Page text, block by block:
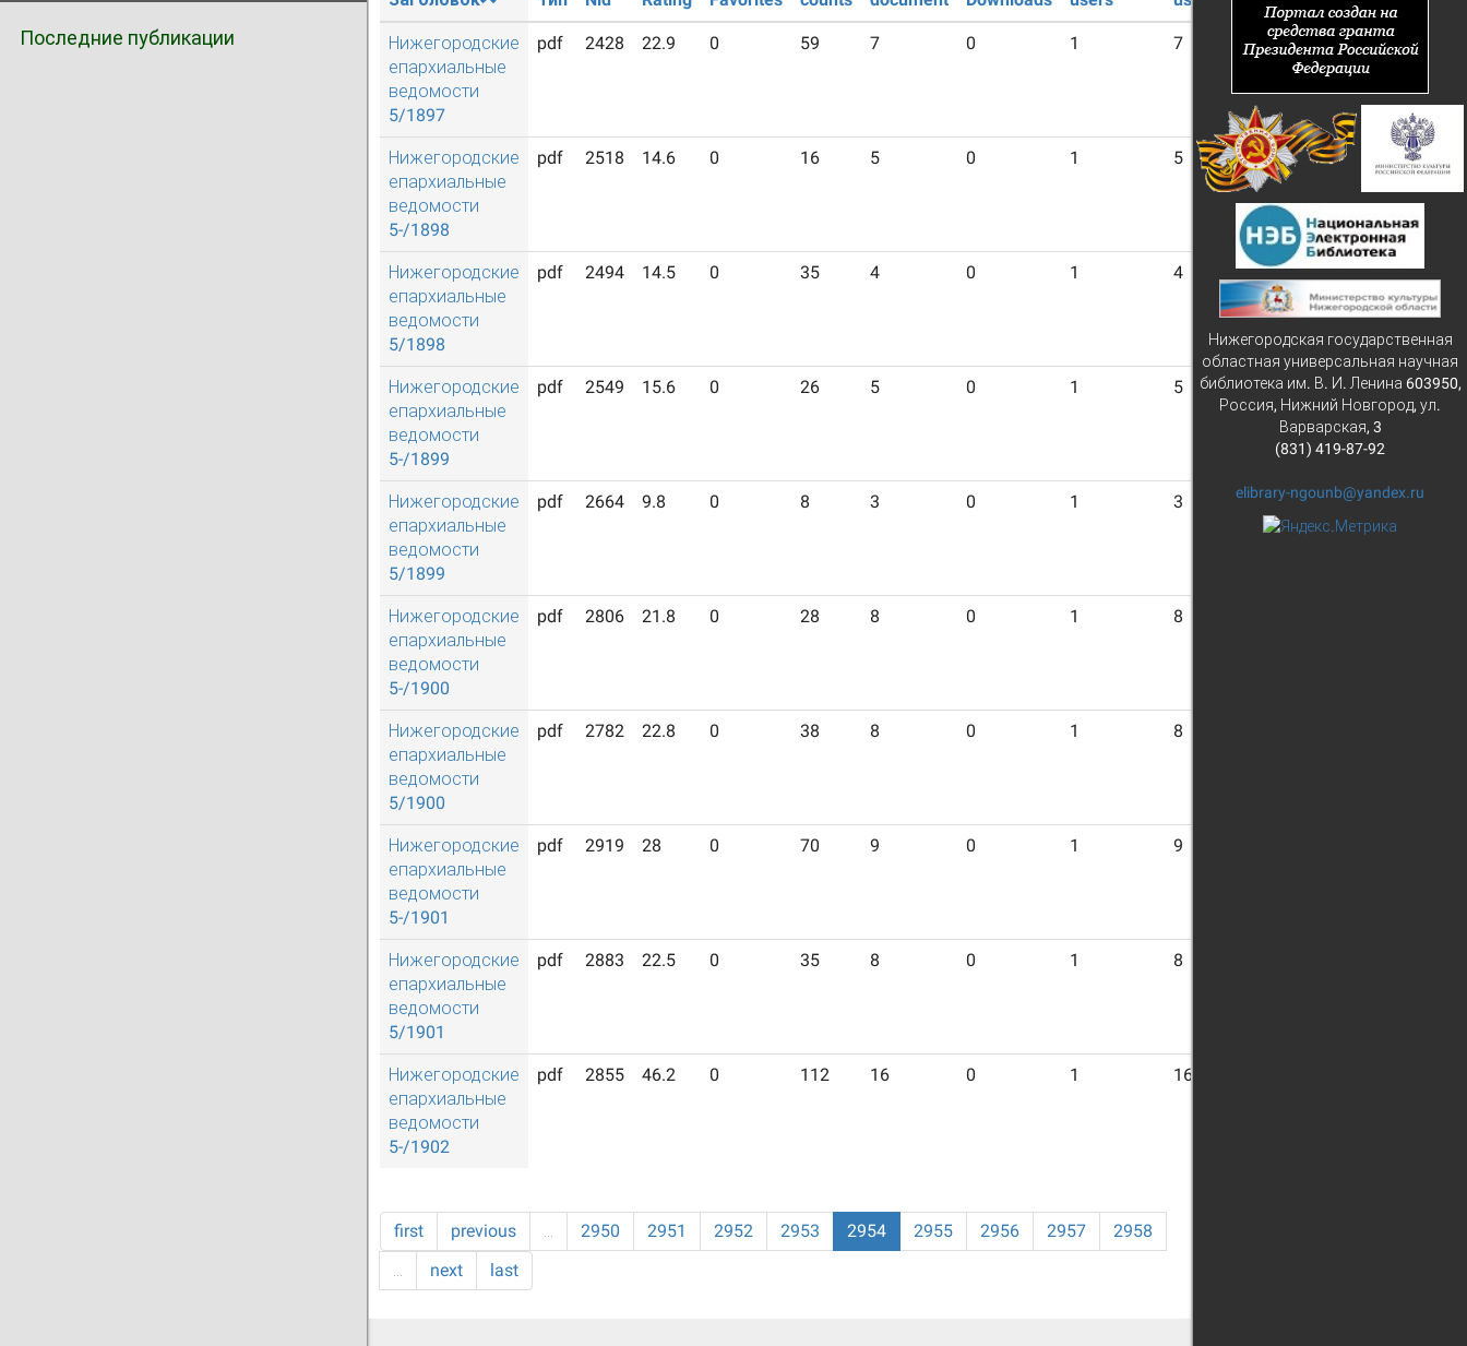
Последние публикации
Нижегородские
епархиальные
ведомости
5/1897
pdf 2428 22.9 0 59 7 0 1 7
Нижегородские
епархиальные
ведомости
5-/1898
pdf 2518 14.6 0 16 5 0 1 5
Нижегородские
епархиальные
ведомости
5/1898
pdf 2494 14.5 0 35 4 0 1 4
Нижегородские
епархиальные
ведомости
5-/1899
pdf 2549 15.6 0 26 5 0 1 5
Нижегородские
епархиальные
ведомости
5/1899
pdf 2664 9.8 0 8 3 0 1 3
Нижегородские
епархиальные
ведомости
5-/1900
pdf 2806 21.8 0 28 8 0 1 8
Нижегородские
епархиальные
ведомости
5/1900
pdf 2782 22.8 0 38 8 0 1 8
Нижегородские
епархиальные
ведомости
5-/1901
pdf 2919 28 0 70 9 0 1 9
Нижегородские
епархиальные
ведомости
5/1901
pdf 2883 22.5 0 35 8 0 1 8
Нижегородские
епархиальные
ведомости
5-/1902
pdf 2855 46.2 0 112 16 0 1 16
first previous … 2950 2951 2952 2953 2954 2955 2956 2957
2958
…
next last
Нижегородская государственная
областная универсальная научная
библиотека им. В. И. Ленина 603950,
Россия, Нижний Новгород, ул.
Варварская, 3
(831) 419-87-92
elibrary-ngounb@yandex.ru